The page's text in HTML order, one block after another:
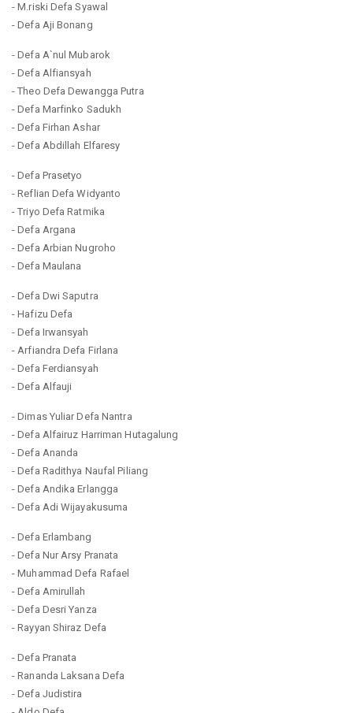
- M.riski Defa Syawal
- Defa Aji Bonang
- Defa A`nul Mubarok
- Defa Alfiansyah
- Theo Defa Dewangga Putra
- Defa Marfinko Sadukh
- Defa Firhan Ashar
- Defa Abdillah Elfaresy
- Defa Prasetyo
- Reflian Defa Widyanto
- Triyo Defa Ratmika
- Defa Argana
- Defa Arbian Nugroho
- Defa Maulana
- Defa Dwi Saputra
- Hafizu Defa
- Defa Irwansyah
- Arfiandra Defa Firlana
- Defa Ferdiansyah
- Defa Alfauji
- Dimas Yuliar Defa Nantra
- Defa Alfairuz Harriman Hutagalung
- Defa Ananda
- Defa Radithya Naufal Piliang
- Defa Andika Erlangga
- Defa Adi Wijayakusuma
- Defa Erlambang
- Defa Nur Arsy Pranata
- Muhammad Defa Rafael
- Defa Amirullah
- Defa Desri Yanza
- Rayyan Shiraz Defa
- Defa Pranata
- Rananda Laksana Defa
- Defa Judistira